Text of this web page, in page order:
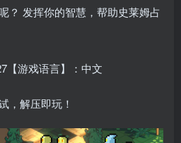
？ 发挥你的智慧，帮助史莱姆占
【游戏语言】：中文
，解压即玩！